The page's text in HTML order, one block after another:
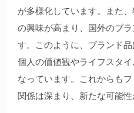
が多様化しています。また
の興味が高まり、国外のブ
す。このように、ブランド品
個人の価値観やライフスタ
なっています。これからも
関係は深まり、新たな可能性